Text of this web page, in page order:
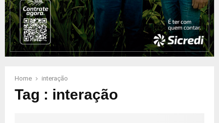
Home interação
Tag : interação